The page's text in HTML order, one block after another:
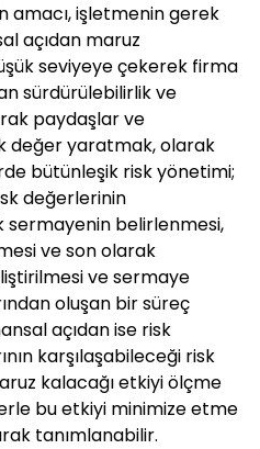
amacı, işletmenin gerek
açıdan maruz
seviyeye çekerek firma
sürdürülebilirlik ve
paydaşlar ve
değer yaratmak, olarak
bütünleşik risk yönetimi;
değerlerinin
sermayenin belirlenmesi,
ve son olarak
ve sermaye
oluşan bir süreç
açıdan ise risk
karşılaşabileceği risk
kalacağı etkiyi ölçme
bu etkiyi minimize etme
tanımlanabilir.